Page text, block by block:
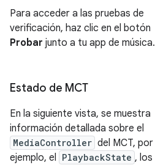
Para acceder a las pruebas de
verificación, haz clic en el botón
Probar junto a tu app de música.
Estado de MCT
En la siguiente vista, se muestra
información detallada sobre el
MediaController del MCT, por
ejemplo, el
PlaybackState , los